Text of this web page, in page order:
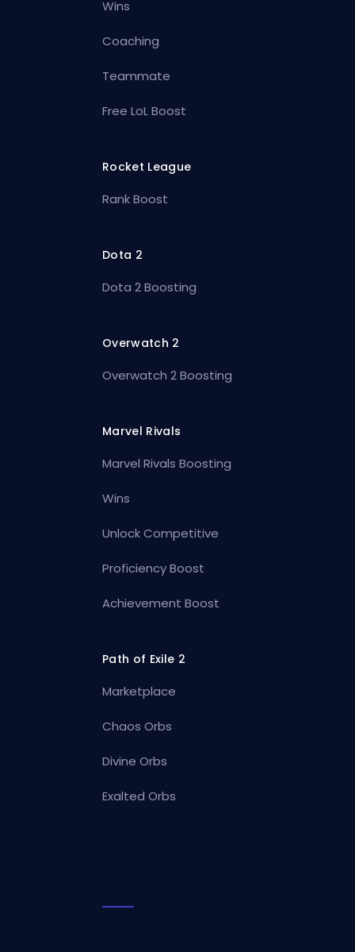
Wins
Coaching
Teammate
Free LoL Boost
Rocket League
Rank Boost
Dota 2
Dota 2 Boosting
Overwatch 2
Overwatch 2 Boosting
Marvel Rivals
Marvel Rivals Boosting
Wins
Unlock Competitive
Proficiency Boost
Achievement Boost
Path of Exile 2
Marketplace
Chaos Orbs
Divine Orbs
Exalted Orbs